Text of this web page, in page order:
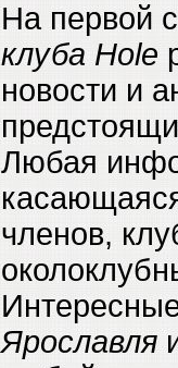
На первой
клуба Hole
новости и
Любая
членов,
Ярославля